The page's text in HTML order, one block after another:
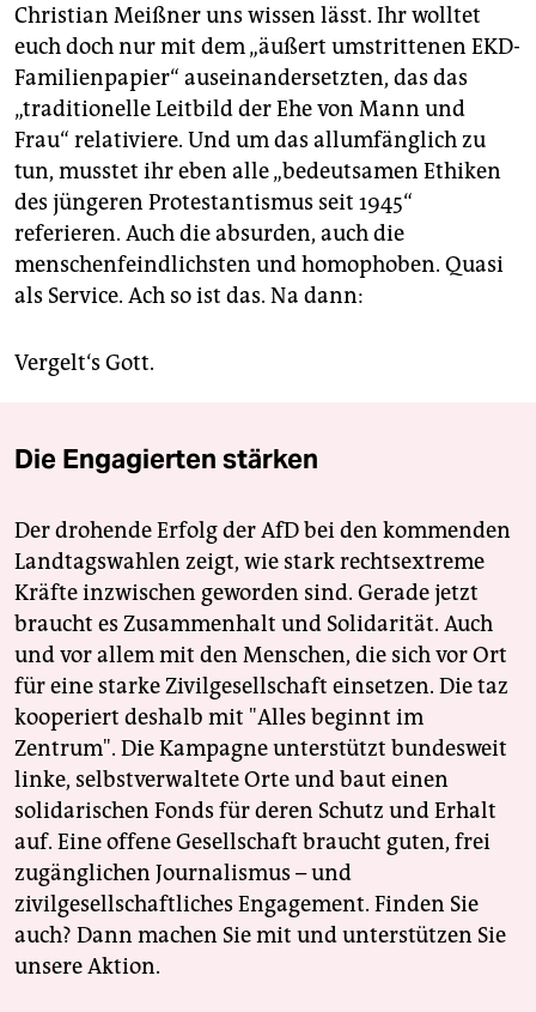
Christian Meißner uns wissen lässt. Ihr wolltet
euch doch nur mit dem „äußert umstrittenen EKD-
Familienpapier“ auseinandersetzten, das das
„traditionelle Leitbild der Ehe von Mann und
Frau“ relativiere. Und um das allumfänglich zu
tun, musstet ihr eben alle „bedeutsamen Ethiken
des jüngeren Protestantismus seit 1945“
referieren. Auch die absurden, auch die
menschenfeindlichsten und homophoben. Quasi
als Service. Ach so ist das. Na dann:
Vergelt‘s Gott.
Die Engagierten stärken
Der drohende Erfolg der AfD bei den kommenden
Landtagswahlen zeigt, wie stark rechtsextreme
Kräfte inzwischen geworden sind. Gerade jetzt
braucht es Zusammenhalt und Solidarität. Auch
und vor allem mit den Menschen, die sich vor Ort
für eine starke Zivilgesellschaft einsetzen. Die taz
kooperiert deshalb mit "Alles beginnt im
Zentrum". Die Kampagne unterstützt bundesweit
linke, selbstverwaltete Orte und baut einen
solidarischen Fonds für deren Schutz und Erhalt
auf. Eine offene Gesellschaft braucht guten, frei
zugänglichen Journalismus – und
zivilgesellschaftliches Engagement. Finden Sie
auch? Dann machen Sie mit und unterstützen Sie
unsere Aktion.